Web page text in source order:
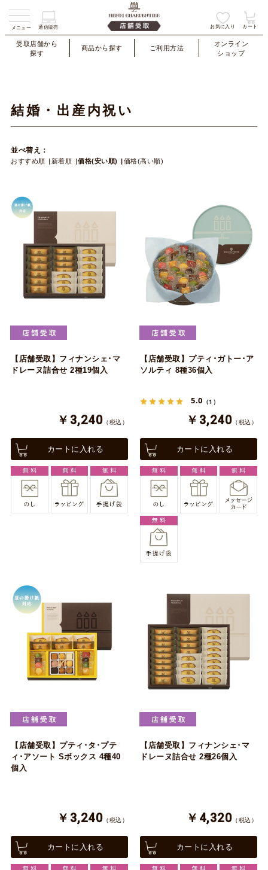
メニュー 通信販売 お気に入り カート
受取店舗から
探す
商品から探す ご利用方法
オンライン
ショップ
結婚・出産内祝い
並べ替え：
おすすめ順 新着順 価格(安い順) 価格(高い順)
【店舗受取】フィナンシェ･マ
ドレーヌ詰合せ 2種19個入
￥3,240 （税込）
カートに入れる
【店舗受取】プティ･ガトー･ア
ソルティ 8種36個入
5.0 （1）
￥3,240 （税込）
カートに入れる
【店舗受取】プティ･タ･プテ
ィ･アソート Sボックス 4種40
個入
￥3,240 （税込）
カートに入れる
【店舗受取】フィナンシェ･マ
ドレーヌ詰合せ 2種26個入
￥4,320 （税込）
カートに入れる